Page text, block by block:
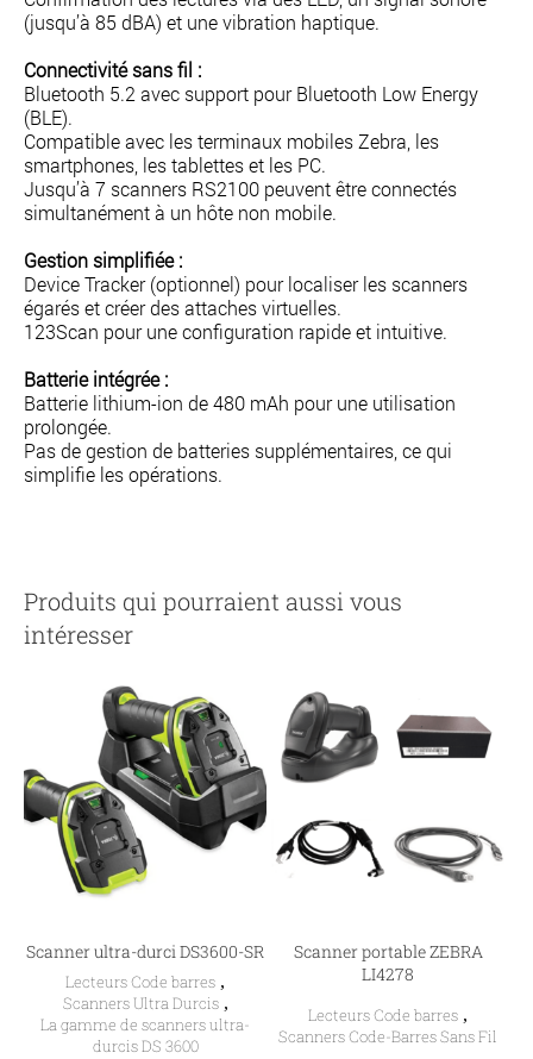
(jusqu’à 85 dBA) et une vibration haptique.
Connectivité sans fil :
Bluetooth 5.2 avec support pour Bluetooth Low Energy
(BLE).
Compatible avec les terminaux mobiles Zebra, les
smartphones, les tablettes et les PC.
Jusqu’à 7 scanners RS2100 peuvent être connectés
simultanément à un hôte non mobile.
Gestion simplifiée :
Device Tracker (optionnel) pour localiser les scanners
égarés et créer des attaches virtuelles.
123Scan pour une configuration rapide et intuitive.
Batterie intégrée :
Batterie lithium-ion de 480 mAh pour une utilisation
prolongée.
Pas de gestion de batteries supplémentaires, ce qui
simplifie les opérations.
Produits qui pourraient aussi vous
intéresser
Scanner ultra-durci DS3600-SR
Lecteurs Code barres ,
Scanners Ultra Durcis,
La gamme de scanners ultra-
durcis DS 3600
Scanner portable ZEBRA
LI4278
Lecteurs Code barres ,
Scanners Code-Barres Sans Fil